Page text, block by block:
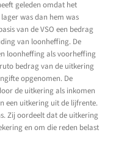
geleden omdat het
was dan hem was
van de VSO een bedrag
van loonheffing. De
loonheffing als voorheffing
bedrag van de uitkering
opgenomen. De
de uitkering als inkomen
een uitkering uit de lijfrente.
Zij oordeelt dat de uitkering
en om die reden belast